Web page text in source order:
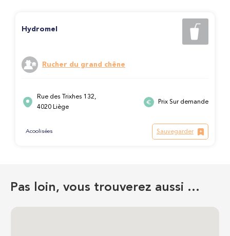
Hydromel
Rucher du grand chêne
Rue des Trixhes 132,
4020 Liège
Prix Sur demande
Acoolisées Sauvegarder
Pas loin, vous trouverez aussi …